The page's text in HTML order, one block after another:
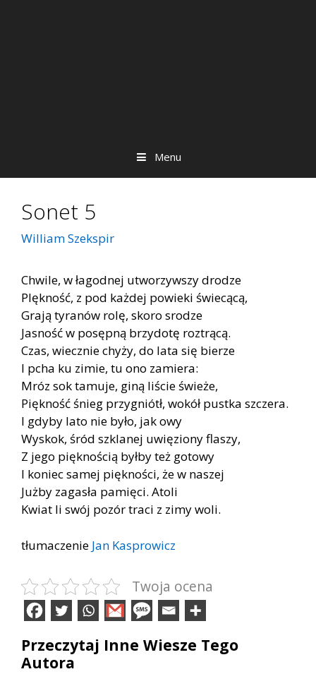
Menu
Sonet 5
William Szekspir
Chwile, w łagodnej utworzywszy drodze
Plękność, z pod każdej powieki świecącą,
Grają tyranów rolę, skoro srodze
Jasność w posępną brzydotę roztrącą.
Czas, wiecznie chyży, do lata się bierze
I pcha ku zimie, tu ono zamiera:
Mróz sok tamuje, giną liście świeże,
Piękność śnieg przygniótł, wokół pustka szczera.
I gdyby lato nie było, jak owy
Wyskok, śród szklanej uwięziony flaszy,
Z jego pięknością byłby też gotowy
I koniec samej piękności, że w naszej
Jużby zagasła pamięci. Atoli
Kwiat li swój pozór traci z zimy woli.
tłumaczenie Jan Kasprowicz
Twoja ocena
Przeczytaj Inne Wiesze Tego
Autora